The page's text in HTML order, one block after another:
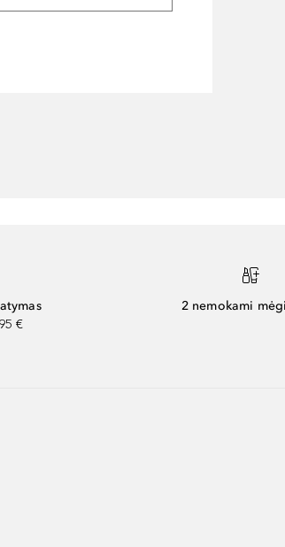
€
2 nemokami